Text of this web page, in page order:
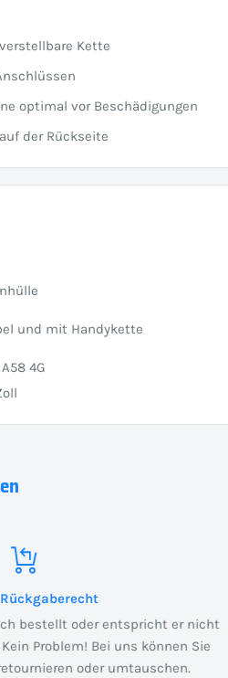
Kette
optimal vor Beschädigungen
der Rückseite
und mit Handykette
A58 4G
Rückgaberecht
bestellt oder entspricht er nicht
Problem! Bei uns können Sie
oder umtauschen.